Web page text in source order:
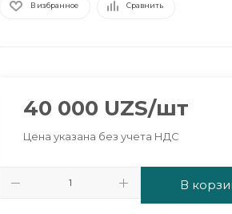
В избранное Сравнить
40 000 UZS/шт
Цена указана без учета НДС
В